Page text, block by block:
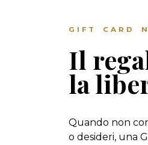
GIFT CARD
Il
la
Quando non
o desideri, una